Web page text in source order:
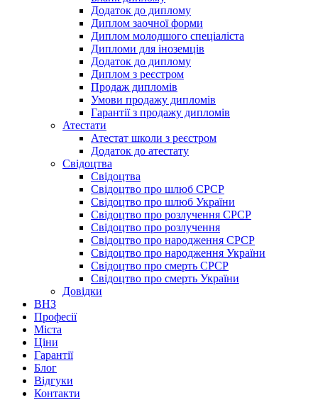
Додаток до диплому
Диплом заочної форми
Диплом молодшого спеціаліста
Дипломи для іноземців
Додаток до диплому
Диплом з реєстром
Продаж дипломів
Умови продажу дипломів
Гарантії з продажу дипломів
Атестати
Атестат школи з реєстром
Додаток до атестату
Свідоцтва
Свідоцтва
Свідоцтво про шлюб СРСР
Свідоцтво про шлюб України
Свідоцтво про розлучення СРСР
Свідоцтво про розлучення
Свідоцтво про народження СРСР
Свідоцтво про народження України
Свідоцтво про смерть СРСР
Свідоцтво про смерть України
Довідки
ВНЗ
Професії
Міста
Ціни
Гарантії
Блог
Відгуки
Контакти